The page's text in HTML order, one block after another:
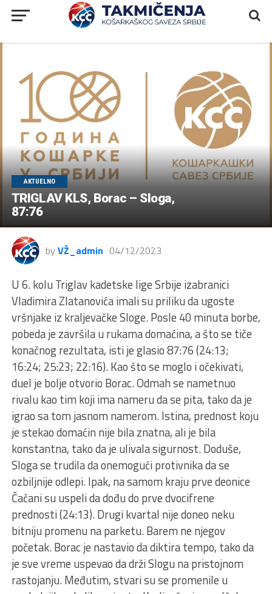
AKTUELNO
TRIGLAV KLS, Borac – Sloga,
87:76
by VŽ_admin 04/12/2023
U 6. kolu Triglav kadetske lige Srbije izabranici
Vladimira Zlatanovića imali su priliku da ugoste
vršnjake iz kraljevačke Sloge. Posle 40 minuta borbe,
pobeda je završila u rukama domaćina, a što se tiče
konačnog rezultata, isti je glasio 87:76 (24:13;
16:24; 25:23; 22:16). Kao što se moglo i očekivati,
duel je bolje otvorio Borac. Odmah se nametnuo
rivalu kao tim koji ima nameru da se pita, tako da je
igrao sa tom jasnom namerom. Istina, prednost koju
je stekao domaćin nije bila znatna, ali je bila
konstantna, tako da je ulivala sigurnost. Doduše,
Sloga se trudila da onemogući protivnika da se
ozbiljnije odlepi. Ipak, na samom kraju prve deonice
Čačani su uspeli da dođu do prve dvocifrene
prednosti (24:13). Drugi kvartal nije doneo neku
bitniju promenu na parketu. Barem ne njegov
početak. Borac je nastavio da diktira tempo, tako da
je sve vreme uspevao da drži Slogu na pristojnom
rastojanju. Međutim, stvari su se promenile u